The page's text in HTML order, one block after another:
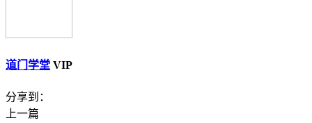
道门学堂 VIP
分享到：
上一篇